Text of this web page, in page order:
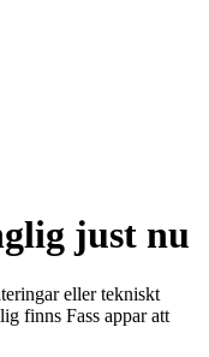
just nu
eller tekniskt
finns Fass appar att